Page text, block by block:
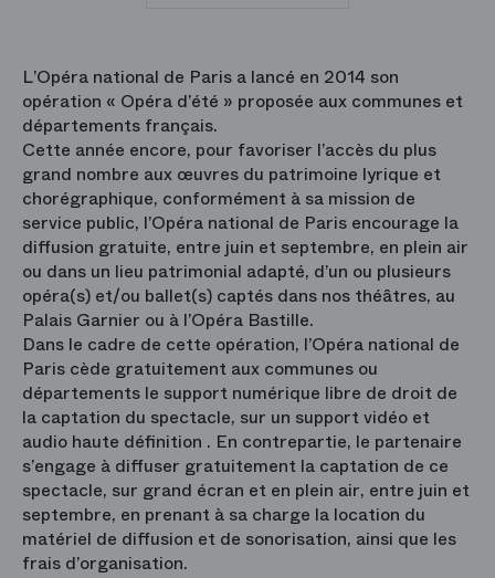
L’Opéra national de Paris a lancé en 2014 son
opération « Opéra d’été » proposée aux communes et
départements français.
Cette année encore, pour favoriser l’accès du plus
grand nombre aux œuvres du patrimoine lyrique et
chorégraphique, conformément à sa mission de
service public, l’Opéra national de Paris encourage la
diffusion gratuite, entre juin et septembre, en plein air
ou dans un lieu patrimonial adapté, d’un ou plusieurs
opéra(s) et/ou ballet(s) captés dans nos théâtres, au
Palais Garnier ou à l’Opéra Bastille.
Dans le cadre de cette opération, l’Opéra national de
Paris cède gratuitement aux communes ou
départements le support numérique libre de droit de
la captation du spectacle, sur un support vidéo et
audio haute définition . En contrepartie, le partenaire
s’engage à diffuser gratuitement la captation de ce
spectacle, sur grand écran et en plein air, entre juin et
septembre, en prenant à sa charge la location du
matériel de diffusion et de sonorisation, ainsi que les
frais d’organisation.